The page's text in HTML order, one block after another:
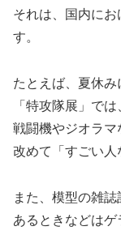
それは、国内に
す。
たとえば、夏休
「特攻隊展」で
戦闘機やジオラマ
改めて「すごい人
また、模型の雑誌
あるときなどはゲ